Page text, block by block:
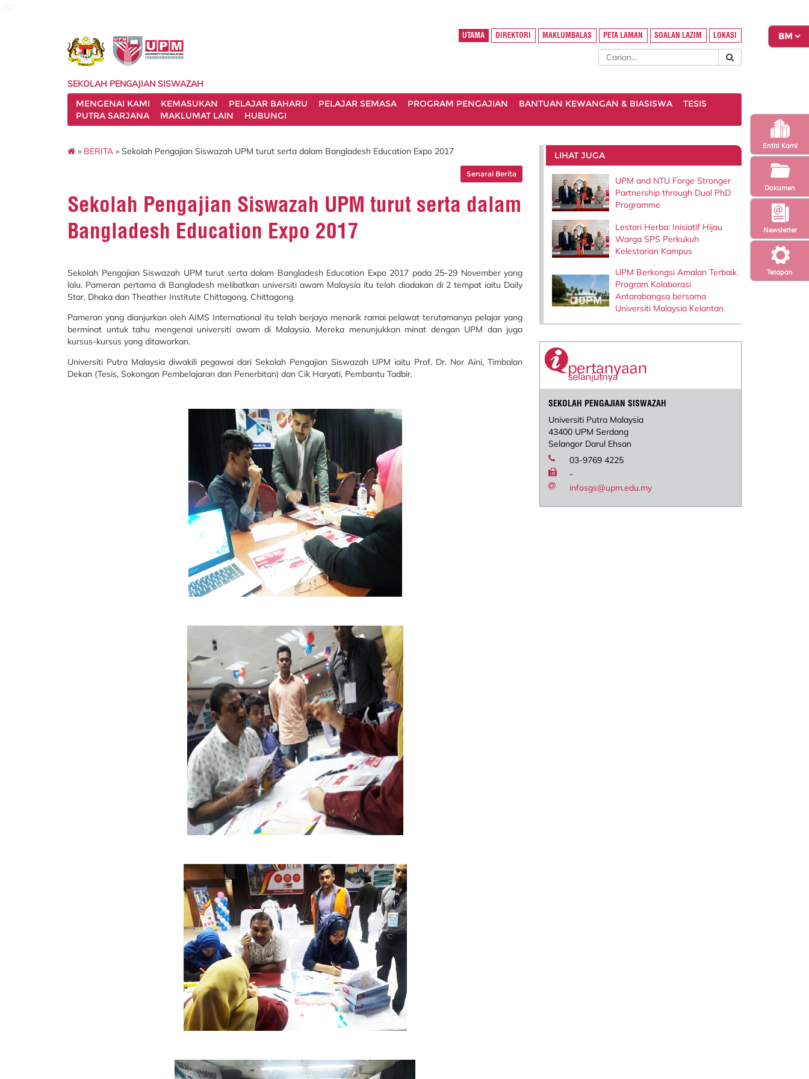
Tetapan
Newsletter
Entiti Kami
Dokumen
UTAMA DIREKTORI MAKLUMBALAS PETA LAMAN SOALAN LAZIM LOKASI
SEKOLAH PENGAJIAN SISWAZAH
MENGENAI KAMI
KEMASUKAN PELAJAR BAHARU PELAJAR SEMASA PROGRAM PENGAJIAN BANTUAN KEWANGAN & BIASISWA
TESIS
PUTRA SARJANA
MAKLUMAT LAIN HUBUNGI
» BERITA » Sekolah Pengajian Siswazah UPM turut serta dalam Bangladesh Education Expo 2017
Senarai Berita
Sekolah Pengajian Siswazah UPM turut serta dalam
Bangladesh Education Expo 2017
Sekolah Pengajian Siswazah UPM turut serta dalam Bangladesh Education Expo 2017 pada 25-29 November yang
lalu. Pameran pertama di Bangladesh melibatkan universiti awam Malaysia itu telah diadakan di 2 tempat iaitu Daily
Star, Dhaka dan Theather Institute Chittagong, Chittagong.
Pameran yang dianjurkan oleh AIMS International itu telah berjaya menarik ramai pelawat terutamanya pelajar yang
berminat untuk tahu mengenai universiti awam di Malaysia. Mereka menunjukkan minat dengan UPM dan juga
kursus-kursus yang ditawarkan.
Universiti Putra Malaysia diwakili pegawai dari Sekolah Pengajian Siswazah UPM iaitu Prof. Dr. Nor Aini, Timbalan
Dekan (Tesis, Sokongan Pembelajaran dan Penerbitan) dan Cik Haryati, Pembantu Tadbir.
LIHAT JUGA
UPM and NTU Forge Stronger
Partnership through Dual PhD
Programme
Lestari Herba: Inisiatif Hijau
Warga SPS Perkukuh
Kelestarian Kampus
UPM Berkongsi Amalan Terbaik
Program Kolaborasi
Antarabangsa bersama
Universiti Malaysia Kelantan
SEKOLAH PENGAJIAN SISWAZAH
Universiti Putra Malaysia
43400 UPM Serdang
Selangor Darul Ehsan
03-9769 4225
-
infosgs@upm.edu.my